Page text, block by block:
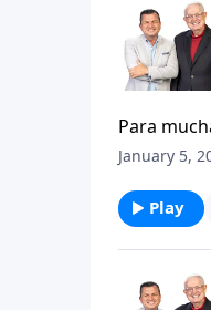
Para
January 5,
Play